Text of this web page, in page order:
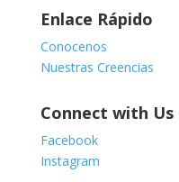
Enlace Rápido
Conocenos
Nuestras Creencias
Connect with Us
Facebook
Instagram